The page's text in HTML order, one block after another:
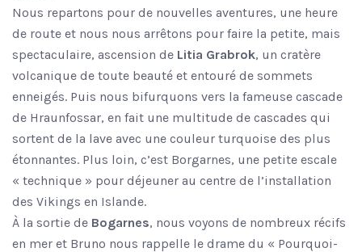
Nous repartons pour de nouvelles aventures, une heure
de route et nous nous arrêtons pour faire la petite, mais
spectaculaire, ascension de Litia Grabrok, un cratère
volcanique de toute beauté et entouré de sommets
enneigés. Puis nous bifurquons vers la fameuse cascade
de Hraunfossar, en fait une multitude de cascades qui
sortent de la lave avec une couleur turquoise des plus
étonnantes. Plus loin, c’est Borgarnes, une petite escale
« technique » pour déjeuner au centre de l’installation
des Vikings en Islande.
À la sortie de Bogarnes, nous voyons de nombreux récifs
en mer et Bruno nous rappelle le drame du « Pourquoi-